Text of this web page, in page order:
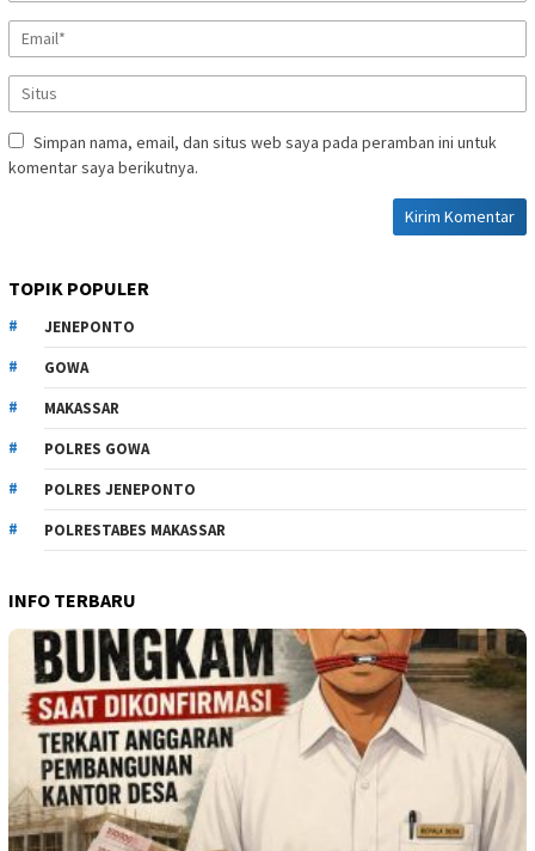
Simpan nama, email, dan situs web saya pada peramban ini untuk
komentar saya berikutnya.
TOPIK POPULER
JENEPONTO
GOWA
MAKASSAR
POLRES GOWA
POLRES JENEPONTO
POLRESTABES MAKASSAR
INFO TERBARU